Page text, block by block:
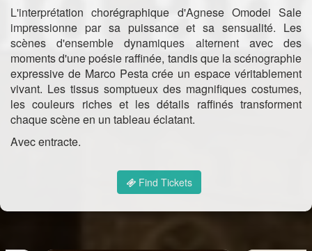
L'interprétation chorégraphique d'Agnese Omodei Sale
impressionne par sa puissance et sa sensualité. Les
scènes d'ensemble dynamiques alternent avec des
moments d'une poésie raffinée, tandis que la scénographie
expressive de Marco Pesta crée un espace véritablement
vivant. Les tissus somptueux des magnifiques costumes,
les couleurs riches et les détails raffinés transforment
chaque scène en un tableau éclatant.
Avec entracte.
Find Tickets